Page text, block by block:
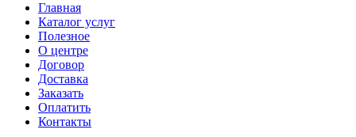
Главная
Каталог услуг
Полезное
О центре
Договор
Доставка
Заказать
Оплатить
Контакты